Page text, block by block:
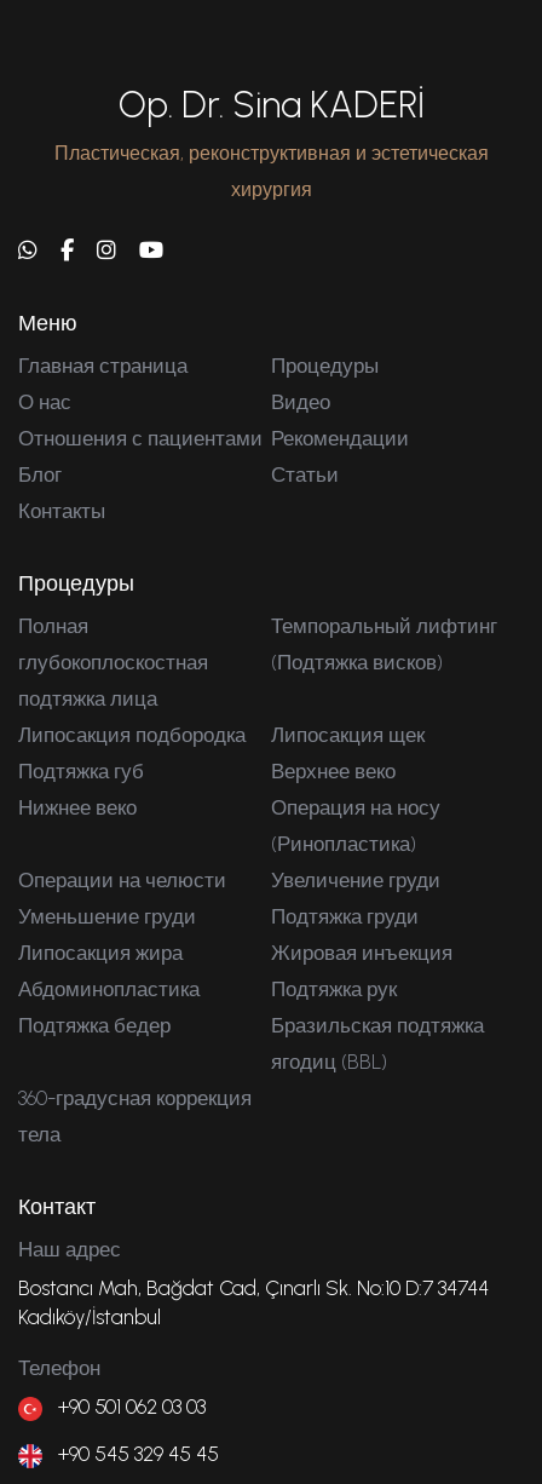
Op. Dr. Sina KADERİ
Пластическая, реконструктивная и эстетическая
хирургия
Меню
Главная страница
Процедуры
О нас
Видео
Отношения с пациентами Рекомендации
Блог
Статьи
Контакты
Процедуры
Полная
глубокоплоскостная
подтяжка лица
Темпоральный лифтинг
(Подтяжка висков)
Липосакция подбородка
Липосакция щек
Подтяжка губ
Верхнее веко
Нижнее веко
Операция на носу
(Ринопластика)
Операции на челюсти
Увеличение груди
Уменьшение груди
Подтяжка груди
Липосакция жира
Жировая инъекция
Абдоминопластика
Подтяжка рук
Подтяжка бедер
Бразильская подтяжка
ягодиц (BBL)
360-градусная коррекция
тела
Контакт
Наш адрес
Bostancı Mah, Bağdat Cad, Çınarlı Sk. No:10 D:7 34744
Kadıköy/İstanbul
Телефон
+90 501 062 03 03
+90 545 329 45 45